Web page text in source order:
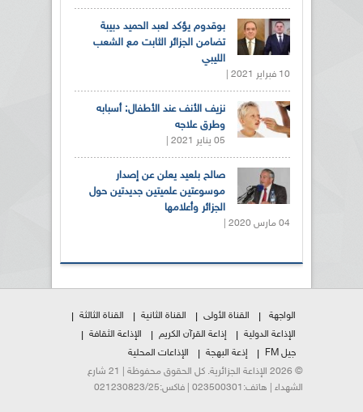
بوقدوم يؤكد لعبد الحميد دبيبة
تضامن الجزائر الثابت مع الشعب
الليبي
10 فبراير 2021 |
نزيف الأنف عند الأطفال: أسبابه
وطرق علاجه
05 يناير 2021 |
صالح بلعيد يعلن عن إصدار
موسوعتين علميتين جديدتين حول
الجزائر وأعلامها
04 مارس 2020 |
الواجهة القناة الأولى القناة الثانية
القناة الثالثة
الإذاعة الدولية
إذاعة القرآن الكريم
الإذاعة الثقافة
جيل FM
إذعة البهجة
الإذاعات المحلية
© 2026 الإذاعة الجزائرية. كل الحقوق محفوظة | 21 شارع
الشهداء | هاتف:023500301 | فاكس:021230823/25